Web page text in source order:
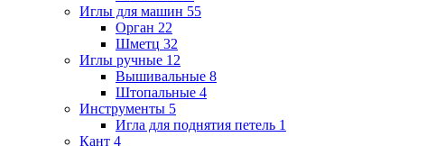
Иглы для машин 55
Орган 22
Шметц 32
Иглы ручные 12
Вышивальные 8
Штопальные 4
Инструменты 5
Игла для поднятия петель 1
Кант 4